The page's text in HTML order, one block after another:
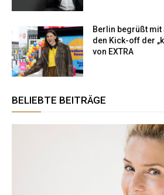
Berlin begrüßt
den Kick-off der
von EXTRA
BELIEBTE BEITRÄGE